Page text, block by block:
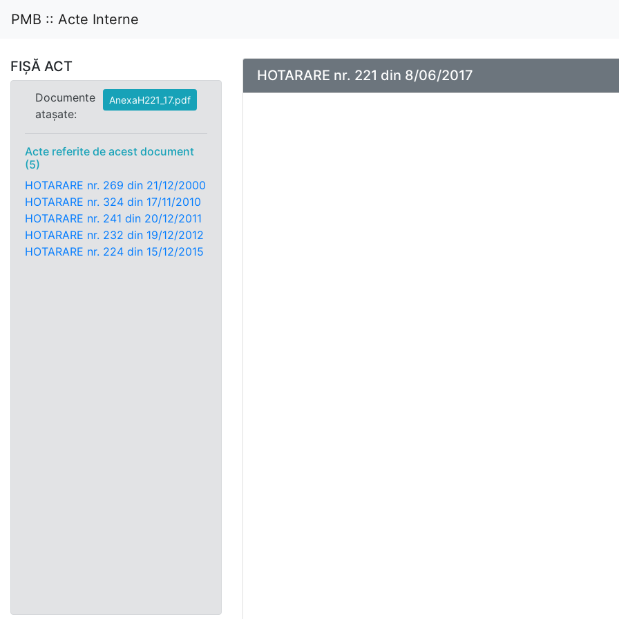
PMB :: Acte Interne
FIȘĂ ACT
Documente
atașate:
AnexaH221_17.pdf
Acte referite de acest document
(5)
HOTARARE nr. 269 din 21/12/2000
HOTARARE nr. 324 din 17/11/2010
HOTARARE nr. 241 din 20/12/2011
HOTARARE nr. 232 din 19/12/2012
HOTARARE nr. 224 din 15/12/2015
HOTARARE nr. 221 din 8/06/2017